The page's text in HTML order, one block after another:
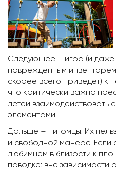
Следующее – игра (и даже
поврежденным
скорее всего приведет) к
что критически важно
детей взаимодействовать
элементами.
Дальше – питомцы. Их
и свободной манере. Если
любимцем в близости к
поводке: вне зависимости